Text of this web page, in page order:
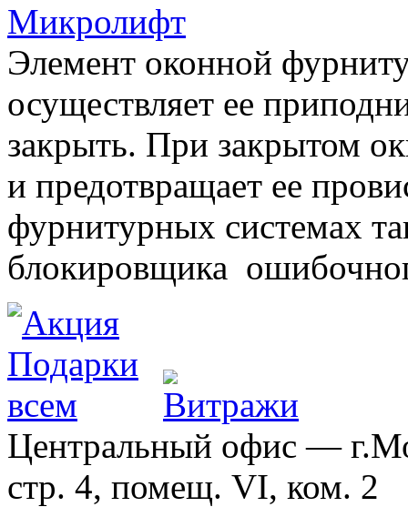
Микролифт
Элемент оконной
осуществляет ее
закрыть. При закрытом
и предотвращает ее
фурнитурных системах
блокировщика
Центральный офис —
стр. 4, помещ. VI, ком. 2